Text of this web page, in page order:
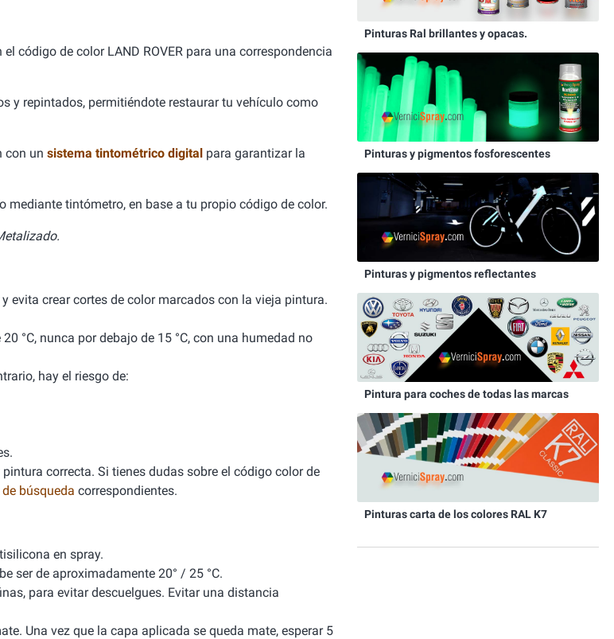
código de color LAND ROVER para una correspondencia
y repintados, permitiéndote restaurar tu vehículo como
con un sistema tintométrico digital para garantizar la
mediante tintómetro, en base a tu propio código de color.
evita crear cortes de color marcados con la vieja pintura.
°C, nunca por debajo de 15 °C, con una humedad no
hay el riesgo de:
correcta. Si tienes dudas sobre el código color de
búsqueda correspondientes.
en spray.
ser de aproximadamente 20° / 25 °C.
para evitar descuelgues. Evitar una distancia
Una vez que la capa aplicada se queda mate, esperar 5
Pinturas Ral brillantes y opacas.
Pinturas y pigmentos fosforescentes
Pinturas y pigmentos reflectantes
Pintura para coches de todas las marcas
Pinturas carta de los colores RAL K7